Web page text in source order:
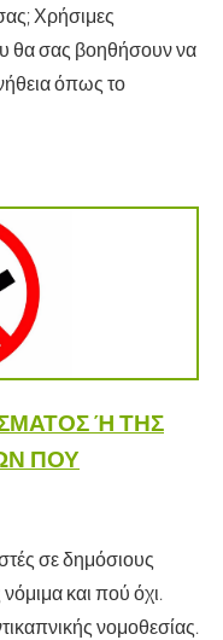
Χρήσιμες
θα σας βοηθήσουν να
όπως το
Ή ΤΗΣ Κ
ΠΟΥ Π
σε δημόσιους
και πού όχι.
νομοθεσίας.